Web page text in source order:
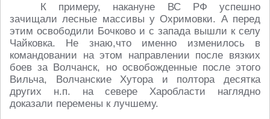
К примеру, накануне ВС РФ успешно
зачищали лесные массивы у Охримовки. А перед
этим освободили Бочково и с запада вышли к селу
Чайковка. Не знаю,что именно изменилось в
командовании на этом направлении после вязких
боев за Волчанск, но освобожденные после этого
Вильча, Волчанские Хутора и полтора десятка
других н.п. на севере Харобласти наглядно
доказали перемены к лучшему.